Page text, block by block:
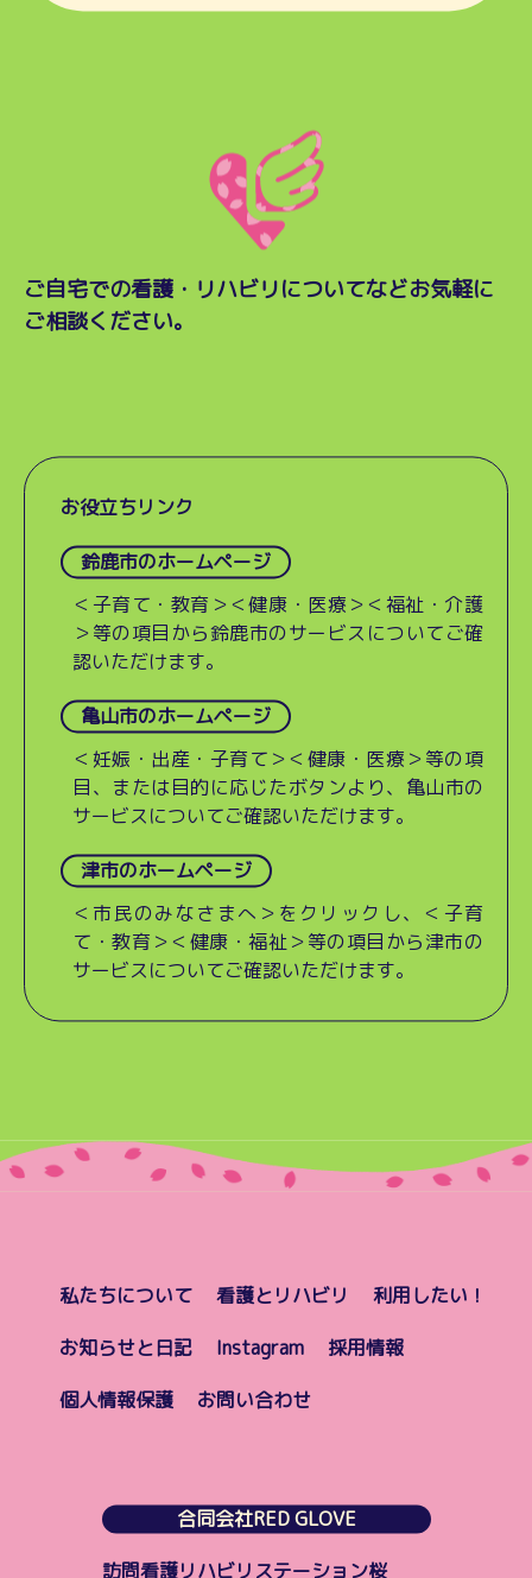
ご自宅での看護・リハビリについてなどお気軽に
ご相談ください。
お役立ちリンク
鈴鹿市のホームページ
＜子育て・教育＞＜健康・医療＞＜福祉・介護
＞等の項目から鈴鹿市のサービスについてご確
認いただけます。
亀山市のホームページ
＜妊娠・出産・子育て＞＜健康・医療＞等の項
目、または目的に応じたボタンより、亀山市の
サービスについてご確認いただけます。
津市のホームページ
＜市民のみなさまへ＞をクリックし、＜子育
て・教育＞＜健康・福祉＞等の項目から津市の
サービスについてご確認いただけます。
合同会社RED GLOVE
訪問看護リハビリステーション桜
私たちについて 看護とリハビリ
利用したい！
お知らせと日記
Instagram
採用情報
個人情報保護
お問い合わせ